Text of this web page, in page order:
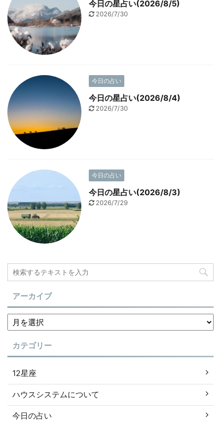
今日の星占い(2026/8/5)
2026/7/30
今日の占い
今日の星占い(2026/8/4)
2026/7/30
今日の占い
今日の星占い(2026/8/3)
2026/7/29
アーカイブ
カテゴリー
12星座
ハウスシステムについて
今日の占い